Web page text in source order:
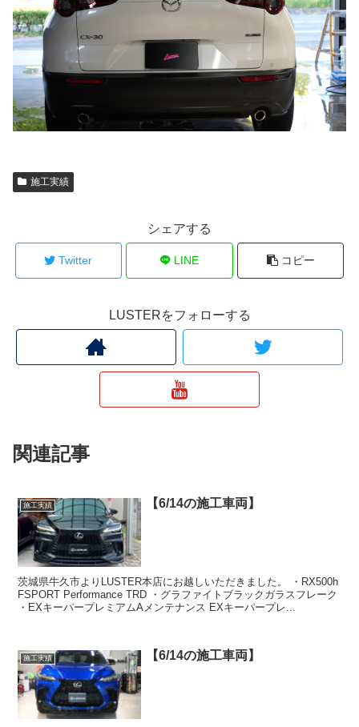
施工実績
シェアする
Twitter LINE コピー
LUSTERをフォローする
関連記事
施工実績 【6/14の施工車両】
茨城県牛久市よりLUSTER本店にお越しいただきました。 ・RX500h
FSPORT Performance TRD ・グラファイトブラックガラスフレーク
・EXキーパープレミアムAメンテナンス EXキーパープレ...
施工実績 【6/14の施工車両】